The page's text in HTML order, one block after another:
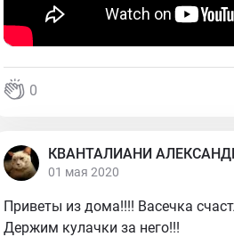
0
КВАНТАЛИАНИ
01 мая 2020
Приветы из дома!!!! Васечка
Держим кулачки за него!!!